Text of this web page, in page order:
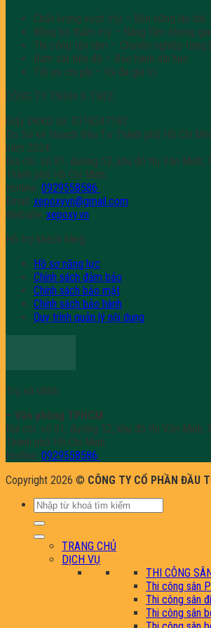
Chất lượng vượt trội – Bền vững lâu dài
Đồng bộ thẩm mỹ – Nâng tầm không
Thi công tận tâm – Chuyên nghiệp từng
Bám sát tiến độ – Bảo hành dài hạn
Tối ưu chi phí – tối đa giá trị
CÔNG TY TNHH X-TREE
Giấy ĐKKD số: 0318247182
Do Sở kế Hoạch Đầu Tư Thành phố Hồ Chí
năm 2024.
Địa chỉ: số 81, đường 52, khu đô thị Văn Minh,
Thành phố Hồ Chí Minh.
Hotline: 0929558586
Email: xepoxyvn@gmail.com
Website: xepoxy.vn
Hỗ trợ khách hàng
Hồ sơ năng lực
Chính sách đảm bảo
Chính sách bảo mật
Chính sách bảo hành
Quy trình quản lý nội dung
Trụ sở chính
– Văn phòng TPHCM
Địa chỉ: số 81, đường 52, khu đô thị Văn Minh,
Thành phố Hồ Chí Minh.
Hotline: 0929558586
Copyright 2026 © CÔNG TY CỔ PHẦN ĐẦU
Tìm
TRANG CHỦ
DỊCH VỤ
THI CÔNG
Thi công sân
Thi công sân
Thi công sân